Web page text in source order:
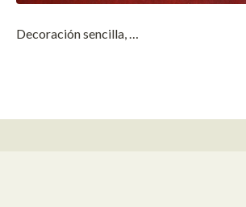
Decoración sencilla, …